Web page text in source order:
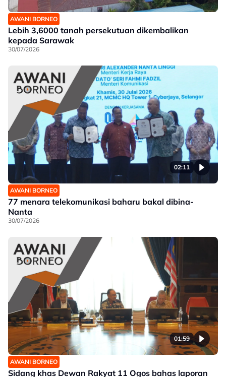
AWANI BORNEO
Lebih 3,6000 tanah persekutuan dikembalikan
kepada Sarawak
30/07/2026
02:11
AWANI BORNEO
77 menara telekomunikasi baharu bakal dibina-
Nanta
30/07/2026
01:59
AWANI BORNEO
Sidang khas Dewan Rakyat 11 Ogos bahas laporan